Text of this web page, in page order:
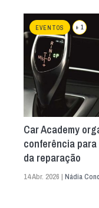
EVENTOS + 1
Car Academy
conferência
da reparação
14 Abr. 2026 | Nádia